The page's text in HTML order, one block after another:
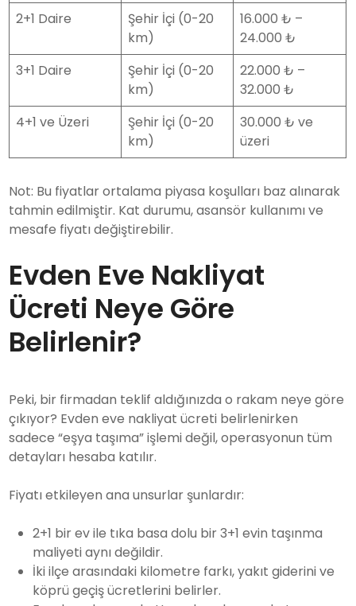
2+1 Daire
Şehir İçi (0-20
km)
16.000 ₺ –
24.000 ₺
3+1 Daire
Şehir İçi (0-20
km)
22.000 ₺ –
32.000 ₺
4+1 ve Üzeri
Şehir İçi (0-20
km)
30.000 ₺ ve
üzeri
Not: Bu fiyatlar ortalama piyasa koşulları baz alınarak
tahmin edilmiştir. Kat durumu, asansör kullanımı ve
mesafe fiyatı değiştirebilir.
Evden Eve Nakliyat
Ücreti Neye Göre
Belirlenir?
Peki, bir firmadan teklif aldığınızda o rakam neye göre
çıkıyor? Evden eve nakliyat ücreti belirlenirken
sadece “eşya taşıma” işlemi değil, operasyonun tüm
detayları hesaba katılır.
Fiyatı etkileyen ana unsurlar şunlardır:
2+1 bir ev ile tıka basa dolu bir 3+1 evin taşınma
maliyeti aynı değildir.
İki ilçe arasındaki kilometre farkı, yakıt giderini ve
köprü geçiş ücretlerini belirler.